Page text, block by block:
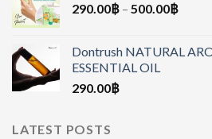
290.00฿ – 500.00฿
Dontrush NATURAL
ESSENTIAL OIL
290.00฿
LATEST POSTS